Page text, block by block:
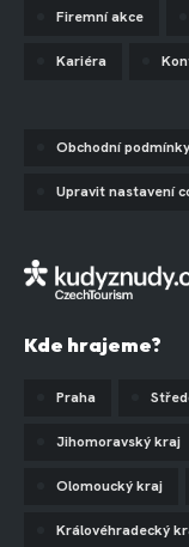
Firemní akce
Kariéra
Obchodní podmínky
Upravit nastavení
Kde hrajeme?
Praha
Jihomoravský kraj
Olomoucký kraj
Královéhradecký